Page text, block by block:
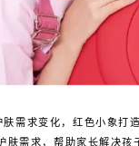
需求变化，红色小象打
需求，帮助家长解决孩